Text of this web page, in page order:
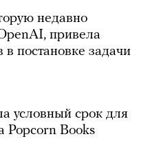
недавно
привела
постановке задачи
условный срок для
Popcorn Books